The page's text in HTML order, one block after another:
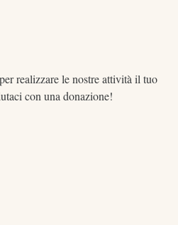
realizzare le nostre attività il tuo
con una donazione!